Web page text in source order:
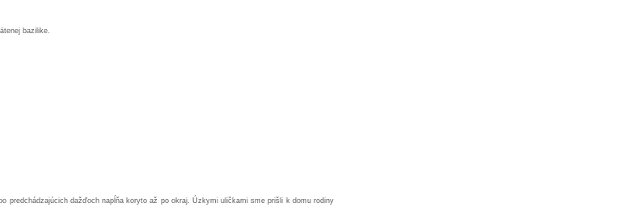
bazilike.
predchádzajúcich dažďoch napĺňa koryto až po okraj. Úzkymi uličkami sme prišli k domu rodiny